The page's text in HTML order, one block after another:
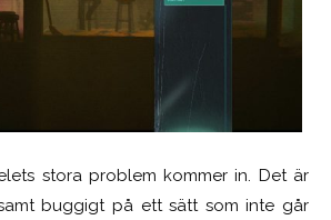
stora problem kommer in. Det är
buggigt på ett sätt som inte går